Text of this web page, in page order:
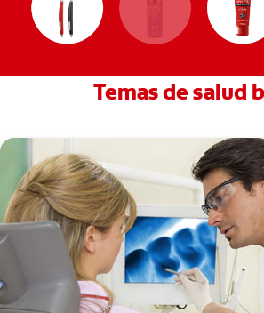
Temas de salud